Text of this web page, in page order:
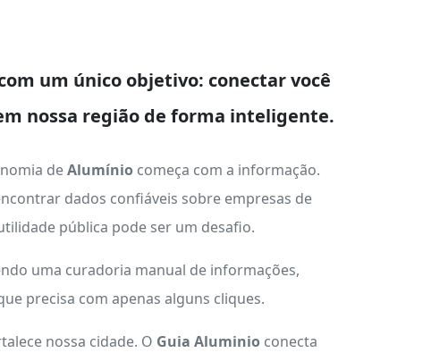
um único objetivo: conectar você
nossa região de forma inteligente.
deAlumíniocomeça com a informação.
dados confiáveis sobre empresas de
pública pode ser um desafio.
uma curadoria manual de informações,
precisa com apenas alguns cliques.
nossa cidade. O Guia Aluminioconecta